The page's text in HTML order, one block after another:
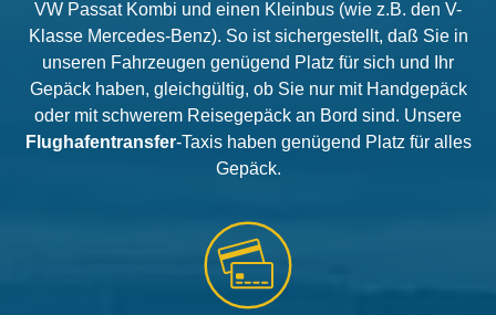
VW Passat Kombi und einen Kleinbus (wie z.B. den V-
Klasse Mercedes-Benz). So ist sichergestellt, daß Sie in
unseren Fahrzeugen genügend Platz für sich und Ihr
Gepäck haben, gleichgültig, ob Sie nur mit Handgepäck
oder mit schwerem Reisegepäck an Bord sind. Unsere
Flughafentransfer-Taxis haben genügend Platz für alles
Gepäck.